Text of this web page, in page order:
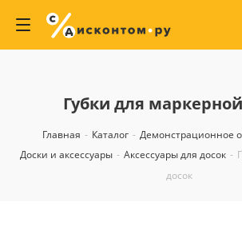
Губки для
Главная - Каталог - Демонстрационное
Доски и аксессуары - Аксессуары для досок -
досок